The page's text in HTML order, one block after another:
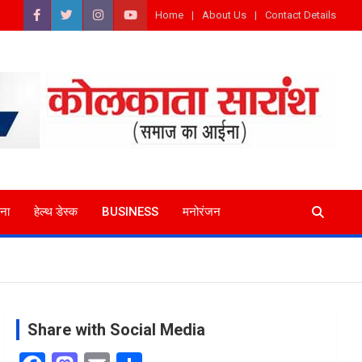
Home About Us Contact Details
हेल्थ डेस्क BUSINESS मनोरंजन
Share with Social Media